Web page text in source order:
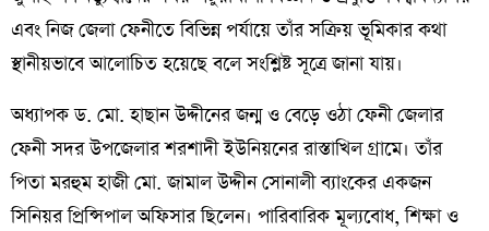
এবং নিজ জেলা ফেনীতে বিভিন্ন পর্যায়ে তাঁর সক্রিয় ভূমিকার কথা
স্থানীয়ভাবে আলোচিত হয়েছে বলে সংশ্লিষ্ট সূত্রে জানা যায়।
অধ্যাপক ড. মো. হাছান উদ্দীনের জন্ম ও বেড়ে ওঠা ফেনী জেলার
ফেনী সদর উপজেলার শরশাদী ইউনিয়নের রাস্তাখিল গ্রামে। তাঁর
পিতা মরহুম হাজী মো. জামাল উদ্দীন সোনালী ব্যাংকের একজন
সিনিয়র প্রিন্সিপাল অফিসার ছিলেন। পারিবারিক মূল্যবোধ, শিক্ষা ও